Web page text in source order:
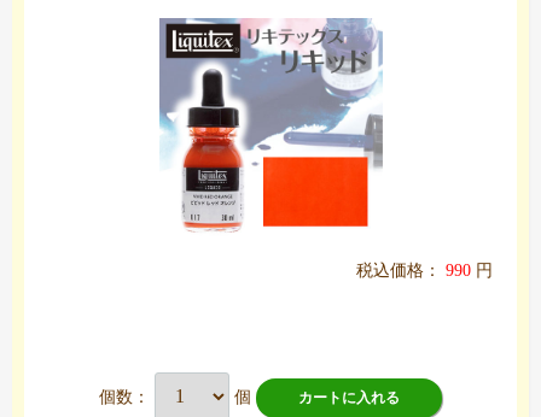
税込価格： 990 円
個数： 個 カートに入れる